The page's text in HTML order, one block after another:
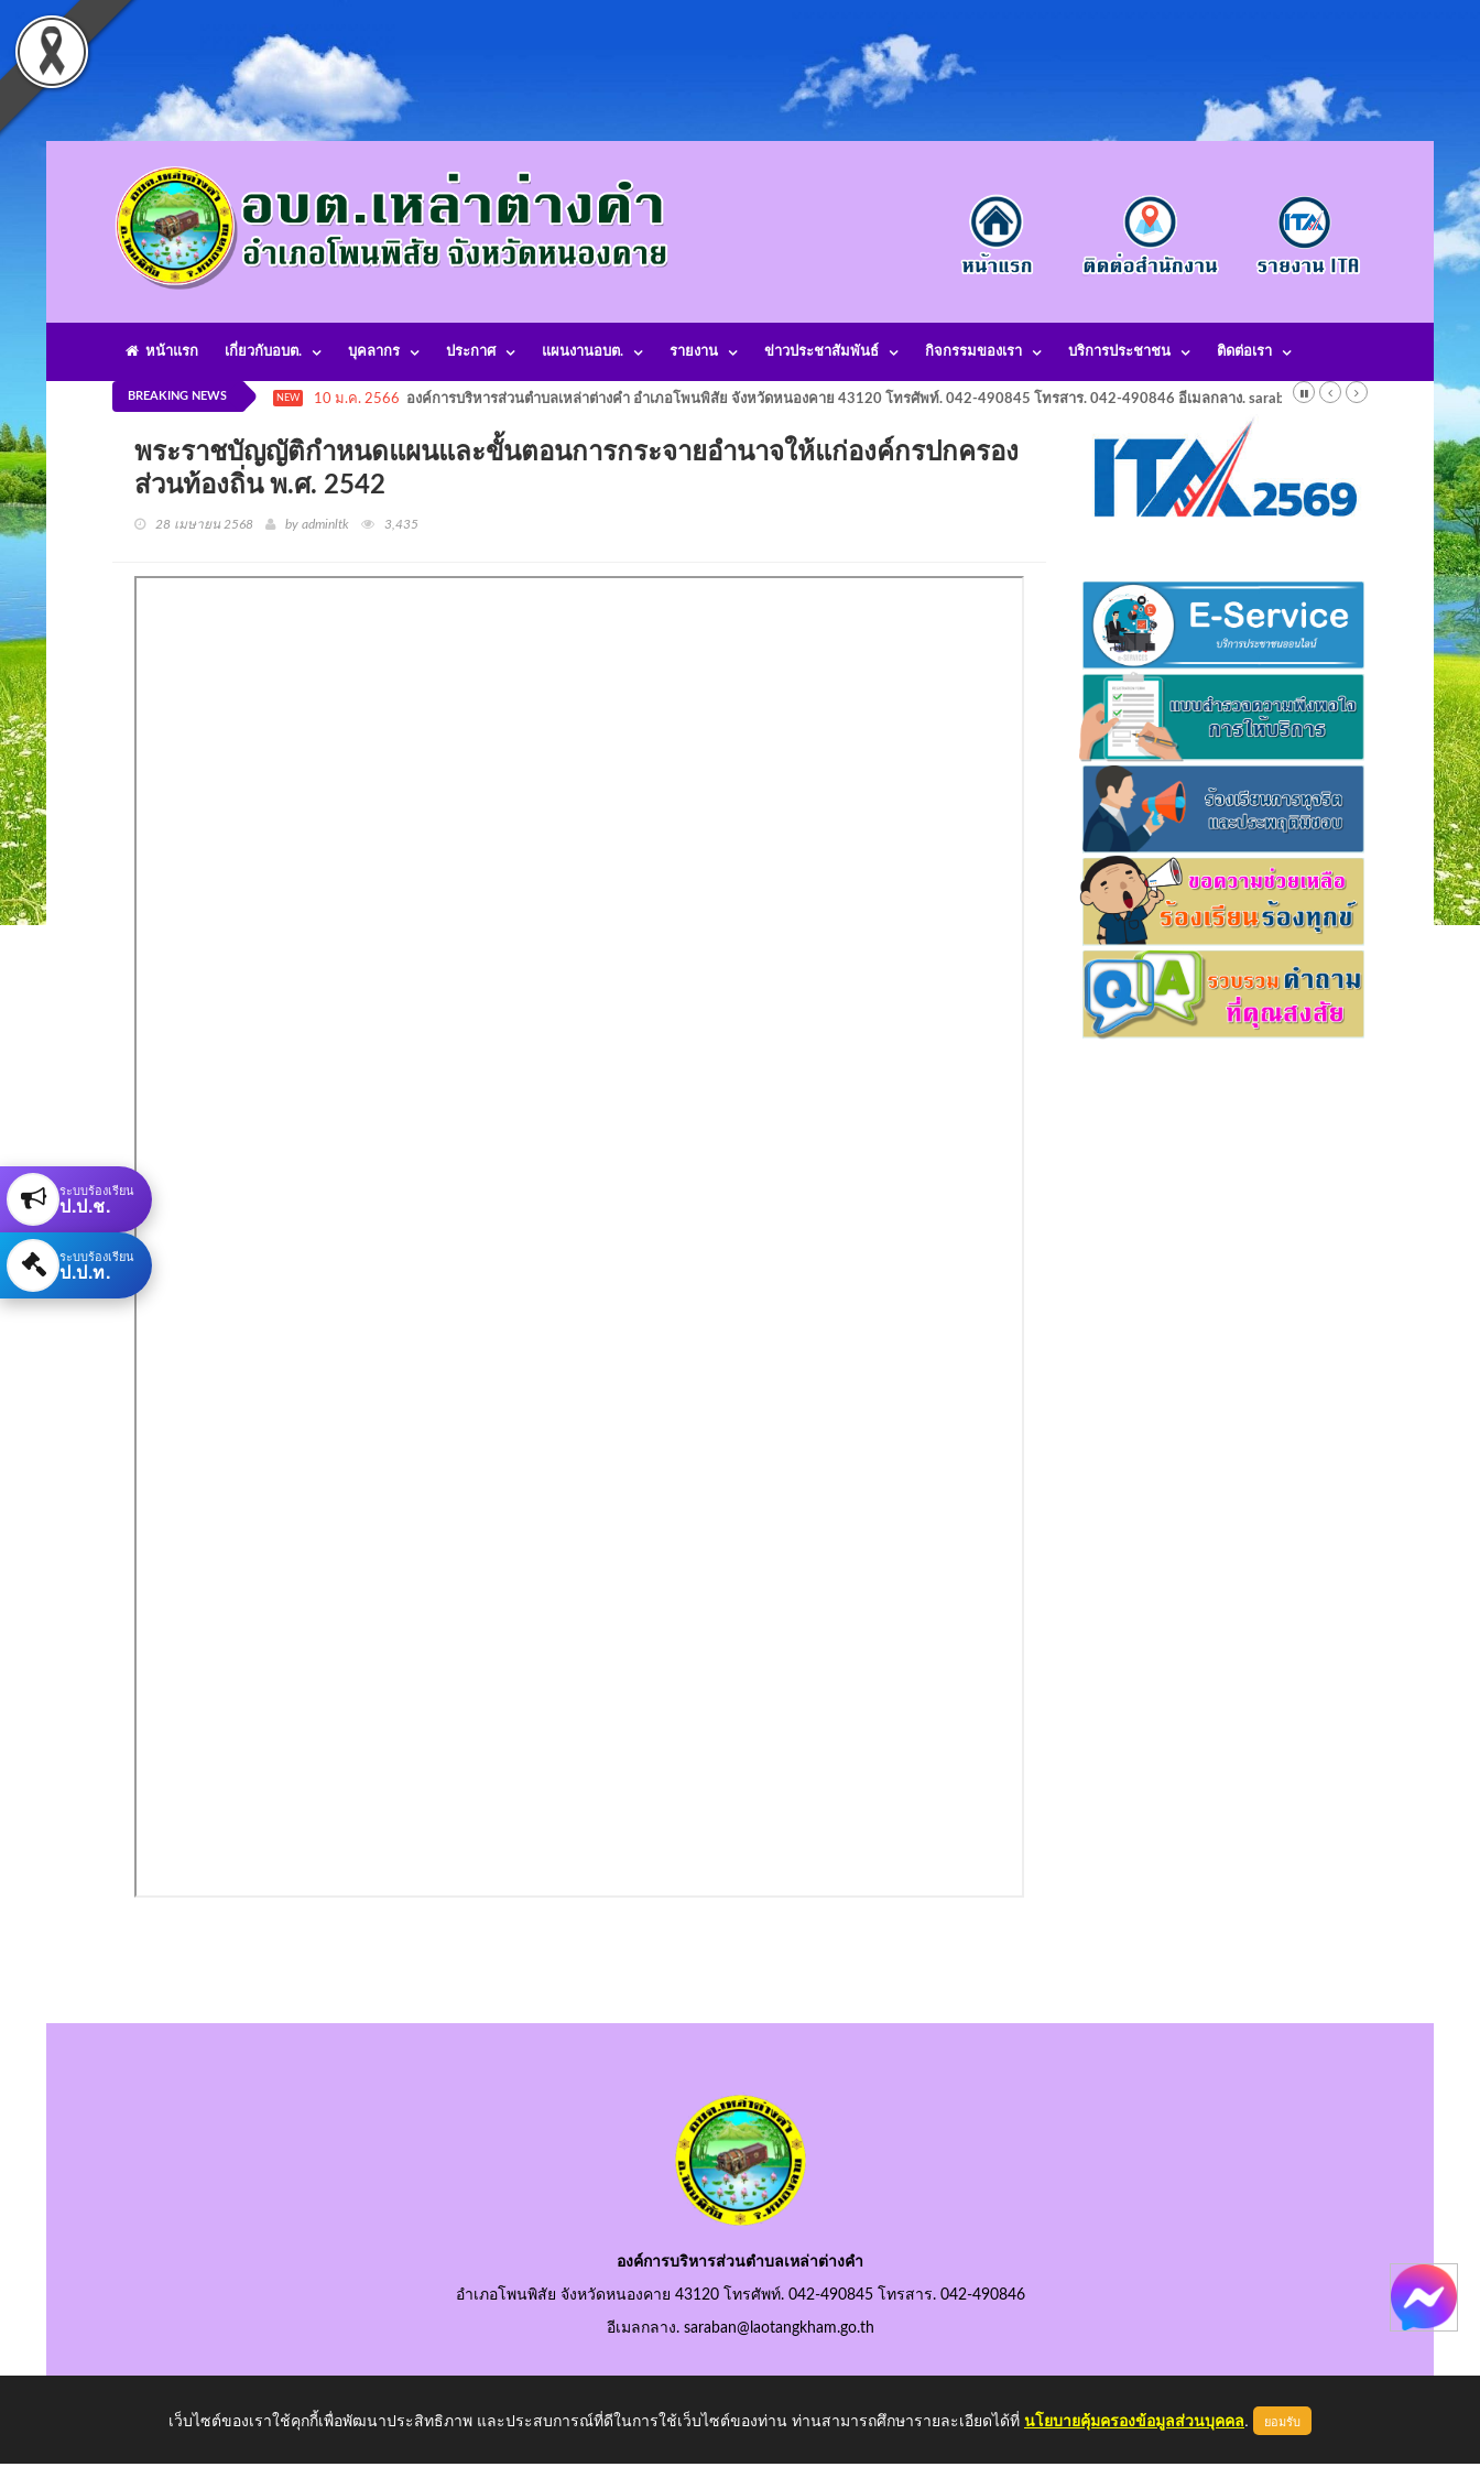
หน้าแรก เกี่ยวกับอบต. บุคลากร ประกาศ แผนงานอบต. รายงาน ข่าวประชาสัมพันธ์ กิจกรรมของเรา บริการประชาชน ติดต่อเรา
BREAKING NEWS NEW 10 ม.ค. 2566 องค์การบริหารส่วนตำบลเหล่าต่างคำ อำเภอโพนพิสัย จังหวัดหนองคาย 43120 โทรศัพท์. 042-490845 โทรสาร. 042-490846 อีเมลกลาง. saraban@laotangkham.go.th
พระราชบัญญัติกำหนดแผนและขั้นตอนการกระจายอำนาจให้แก่องค์กรปกครอง
ส่วนท้องถิ่น พ.ศ. 2542
28 เมษายน 2568 by adminltk 3,435
องค์การบริหารส่วนตำบลเหล่าต่างคำ
อำเภอโพนพิสัย จังหวัดหนองคาย 43120 โทรศัพท์. 042-490845 โทรสาร. 042-490846
อีเมลกลาง. saraban@laotangkham.go.th
Copyright © 2026 All Right Resive http://www.laotangkham.go.th หน้าแรก ผู้ดูแลระบบ
ระบบร้องเรียน
ป.ป.ช.
ระบบร้องเรียน
ป.ป.ท.
เว็บไซต์ของเราใช้คุกกี้เพื่อพัฒนาประสิทธิภาพ และประสบการณ์ที่ดีในการใช้เว็บไซต์ของท่าน ท่านสามารถศึกษารายละเอียดได้ที่ นโยบายคุ้มครองข้อมูลส่วนบุคคล. ยอมรับ